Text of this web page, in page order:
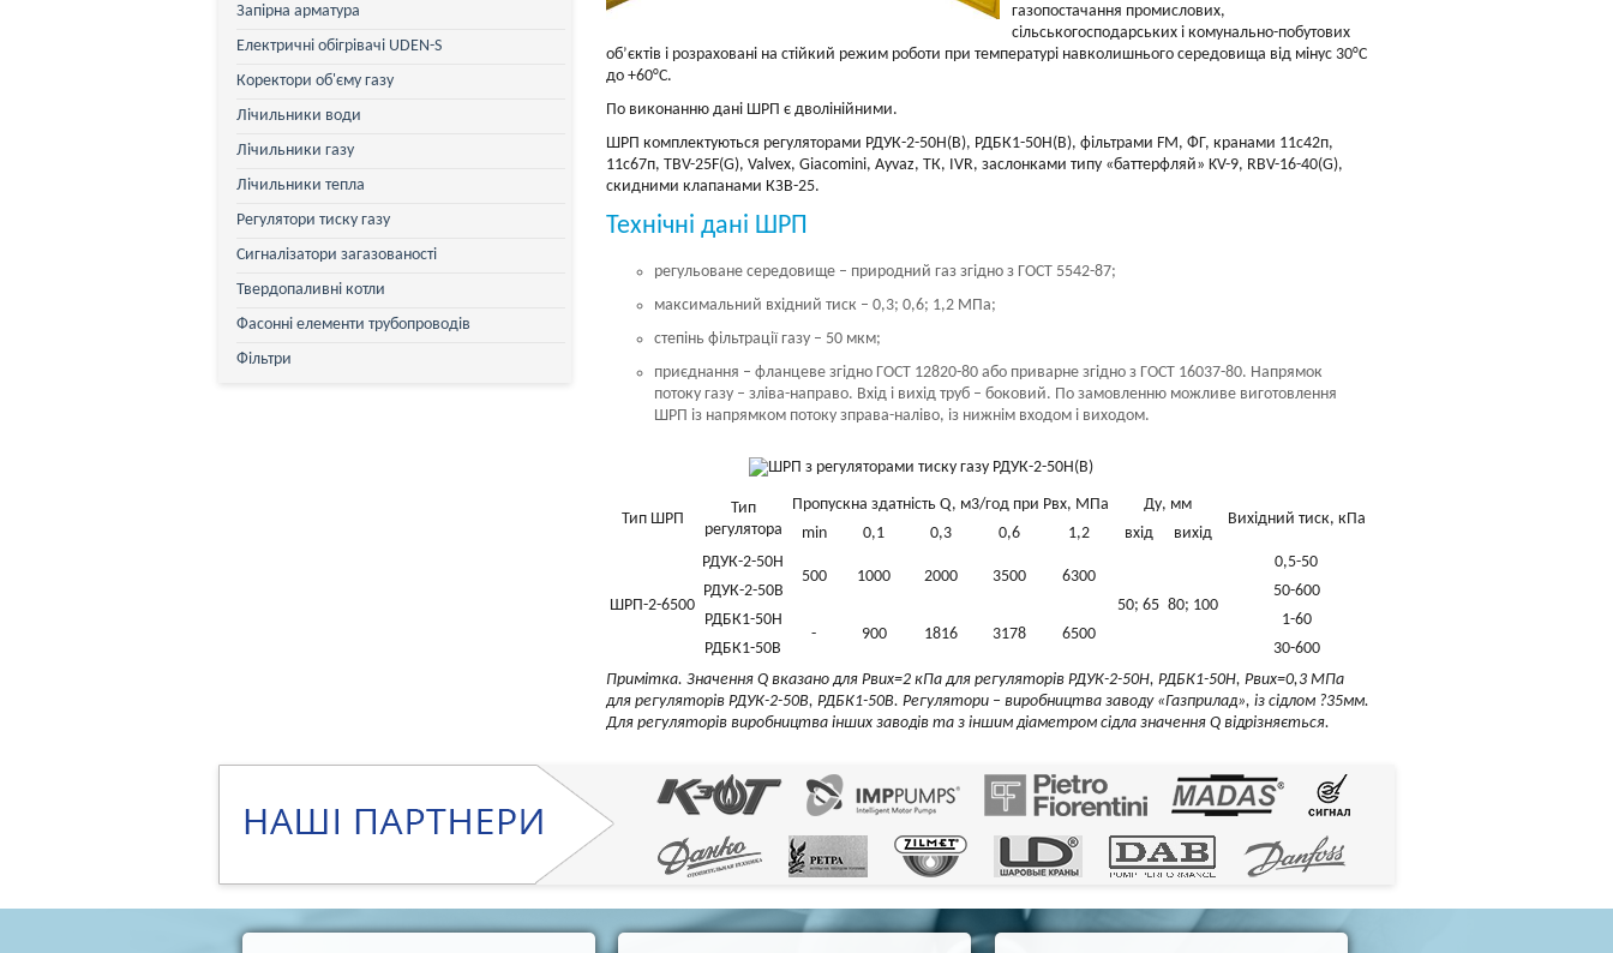
Запірна арматура
Електричні обігрівачі UDEN-S
Коректори об'єму газу
Лічильники води
Лічильники газу
Лічильники тепла
Регулятори тиску газу
Сигналізатори загазованості
Твердопаливні котли
Фасонні елементи трубопроводів
Фільтри
газопостачання промислових,
сільськогосподарських і комунально-побутових
об’єктів і розраховані на стійкий режим роботи при температурі навколишнього середовища від мінус 30°С
до +60°С.
По виконанню дані ШРП є дволінійними.
ШРП комплектуються регуляторами РДУК-2-50Н(В), РДБК1-50Н(В), фільтрами FM, ФГ, кранами 11с42п,
11с67п, TBV-25F(G), Valvex, Giacomini, Ayvaz, ТК, IVR, заслонками типу «баттерфляй» KV-9, RBV-16-40(G),
скидними клапанами КЗВ-25.
Технічні дані ШРП
регульоване середовище – природний газ згідно з ГОСТ 5542-87;
максимальний вхідний тиск – 0,3; 0,6; 1,2 МПа;
степінь фільтрації газу – 50 мкм;
приєднання – фланцеве згідно ГОСТ 12820-80 або приварне згідно з ГОСТ 16037-80. Напрямок
потоку газу – зліва-направо. Вхід і вихід труб – боковий. По замовленню можливе виготовлення
ШРП із напрямком потоку зправа-наліво, із нижнім входом і виходом.
Тип ШРП
Тип
регулятора
Пропускна здатність Q, м3/год при Рвх, МПа
Ду, мм
Вихідний тиск, кПа
min
0,1 0,3 0,6 1,2 вхід вихід
ШРП-2-6500
РДУК-2-50Н
500
1000 2000 3500
6300
50; 65 80; 100
0,5-50
РДУК-2-50В
50-600
РДБК1-50Н
-
900 1816 3178 6500
1-60
РДБК1-50В
30-600
Примітка. Значення Q вказано для Рвих=2 кПа для регуляторів РДУК-2-50Н, РДБК1-50Н, Рвих=0,3 МПа
для регуляторів РДУК-2-50В, РДБК1-50В. Регулятори – виробництва заводу «Газприлад», із сідлом ?35мм.
Для регуляторів виробництва інших заводів та з іншим діаметром сідла значення Q відрізняється.